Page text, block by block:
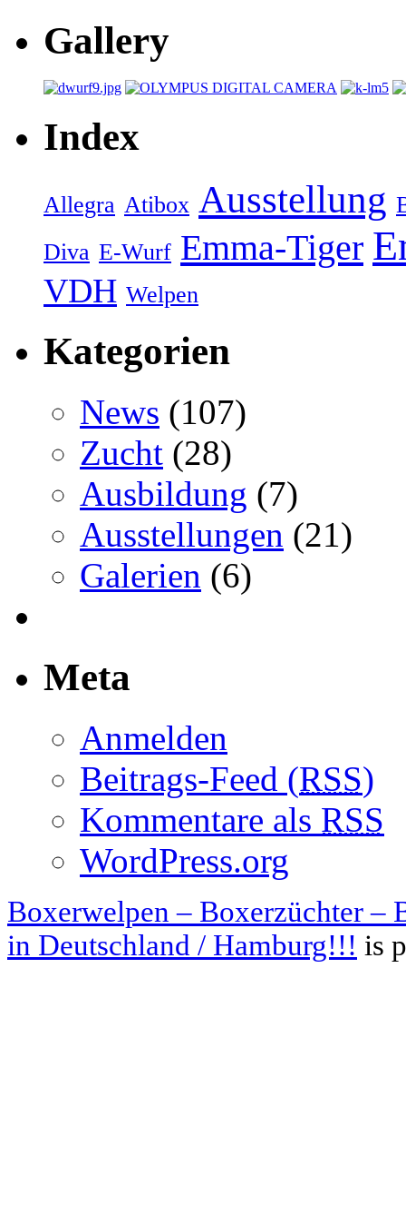
Gallery
Index
Allegra Atibox Ausstellung
Diva E-Wurf Emma-Tiger
VDH Welpen
Kategorien
News (107)
Zucht (28)
Ausbildung (7)
Ausstellungen (21)
Galerien (6)
Meta
Anmelden
Beitrags-Feed (RSS)
Kommentare als RSS
WordPress.org
Boxerwelpen – Boxerzüchter –
in Deutschland / Hamburg!!! is